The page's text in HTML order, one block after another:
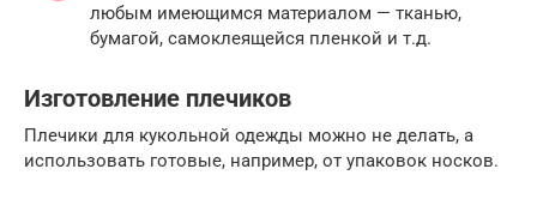
любым имеющимся материалом — тканью,
бумагой, самоклеящейся пленкой и т.д.
Изготовление плечиков
Плечики для кукольной одежды можно не делать, а
использовать готовые, например, от упаковок носков.